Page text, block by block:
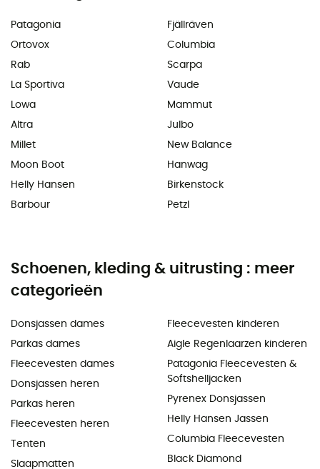
Patagonia
Ortovox
Rab
La Sportiva
Lowa
Altra
Millet
Moon Boot
Helly Hansen
Barbour
Fjällräven
Columbia
Scarpa
Vaude
Mammut
Julbo
New Balance
Hanwag
Birkenstock
Petzl
Schoenen, kleding & uitrusting : meer
categorieën
Donsjassen dames
Parkas dames
Fleecevesten dames
Donsjassen heren
Parkas heren
Fleecevesten heren
Tenten
Slaapmatten
Fleecevesten kinderen
Aigle Regenlaarzen kinderen
Patagonia Fleecevesten &
Softshelljacken
Pyrenex Donsjassen
Helly Hansen Jassen
Columbia Fleecevesten
Black Diamond